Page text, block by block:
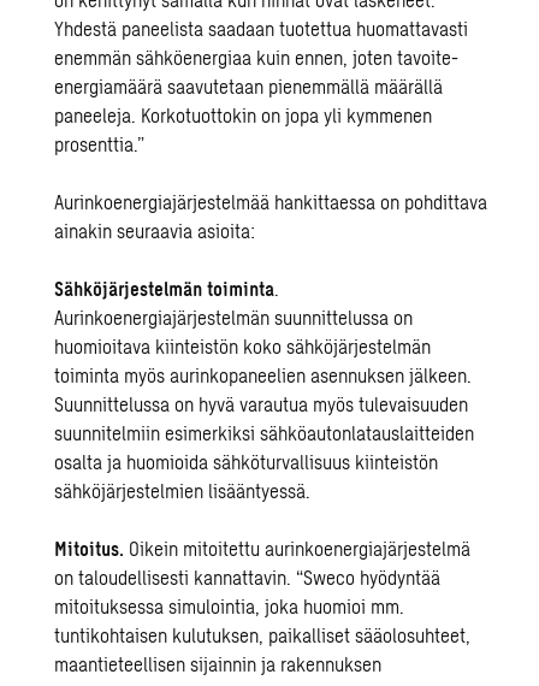
Yhdestä paneelista saadaan tuotettua huomattavasti
enemmän sähköenergiaa kuin ennen, joten tavoite-
energiamäärä saavutetaan pienemmällä määrällä
paneeleja. Korkotuottokin on jopa yli kymmenen
prosenttia.”
Aurinkoenergiajärjestelmää hankittaessa on pohdittava
ainakin seuraavia asioita:
Sähköjärjestelmän toiminta.
Aurinkoenergiajärjestelmän suunnittelussa on
huomioitava kiinteistön koko sähköjärjestelmän
toiminta myös aurinkopaneelien asennuksen jälkeen.
Suunnittelussa on hyvä varautua myös tulevaisuuden
suunnitelmiin esimerkiksi sähköautonlatauslaitteiden
osalta ja huomioida sähköturvallisuus kiinteistön
sähköjärjestelmien lisääntyessä.
Mitoitus. Oikein mitoitettu aurinkoenergiajärjestelmä
on taloudellisesti kannattavin. “Sweco hyödyntää
mitoituksessa simulointia, joka huomioi mm.
tuntikohtaisen kulutuksen, paikalliset sääolosuhteet,
maantieteellisen sijainnin ja rakennuksen